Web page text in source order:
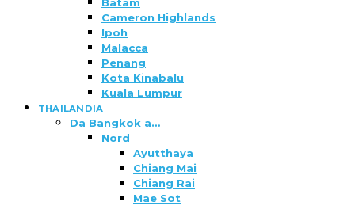
Cameron Highlands
Ipoh
Malacca
Penang
Kota Kinabalu
Kuala Lumpur
THAILANDIA
Da Bangkok a…
Nord
Ayutthaya
Chiang Mai
Chiang Rai
Mae Sot